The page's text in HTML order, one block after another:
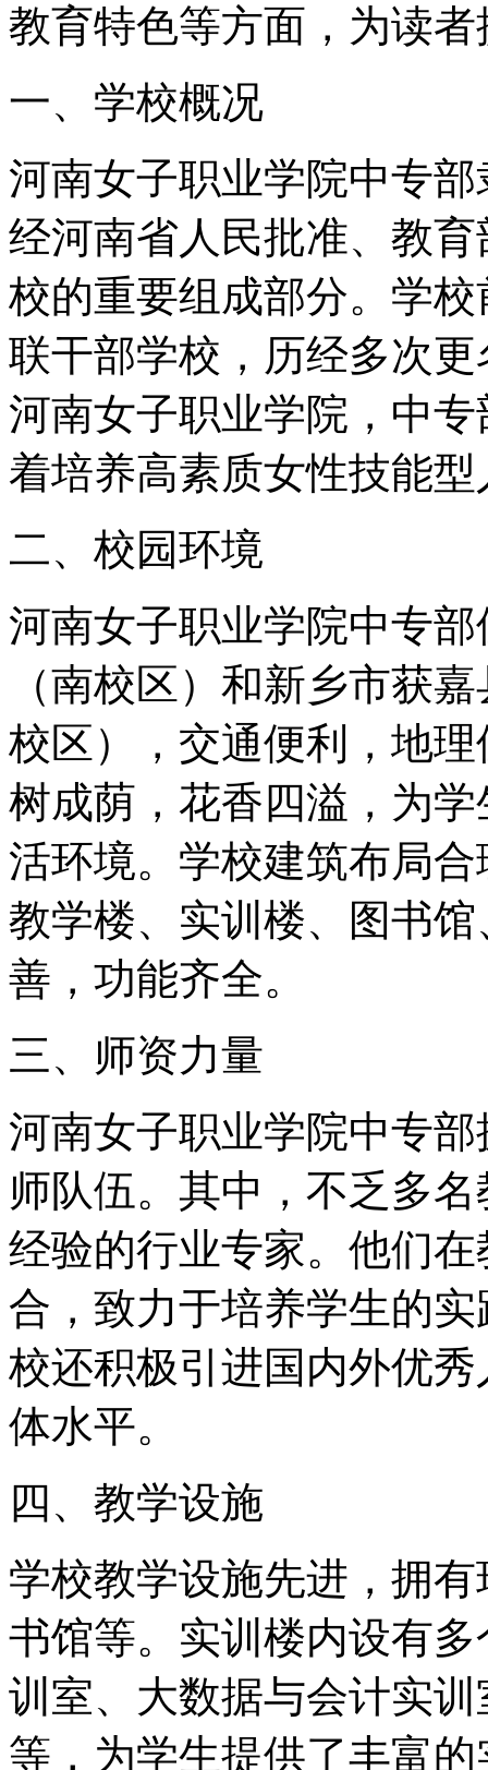
教育特色等方面，为读
一、学校概况
河南女子职业学院中专
经河南省人民批准、教
校的重要组成部分。学
联干部学校，历经多次
河南女子职业学院，中
着培养高素质女性技能
二、校园环境
河南女子职业学院中专
（南校区）和新乡市获
校区），交通便利，地
树成荫，花香四溢，为
活环境。学校建筑布局
教学楼、实训楼、图书
善，功能齐全。
三、师资力量
河南女子职业学院中专
师队伍。其中，不乏多
经验的行业专家。他们
合，致力于培养学生的
校还积极引进国内外优
体水平。
四、教学设施
学校教学设施先进，拥
书馆等。实训楼内设有
训室、大数据与会计实
等，为学生提供了丰富